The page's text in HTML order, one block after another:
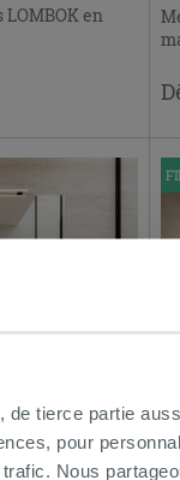
de tierce partie
pour
Nous
en
Avivo